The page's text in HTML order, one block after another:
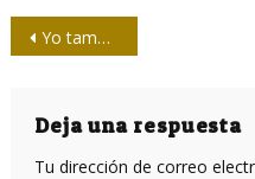
Navegación
entradas
Yo también volteé la cara
Deja una respuesta
Tu dirección de correo